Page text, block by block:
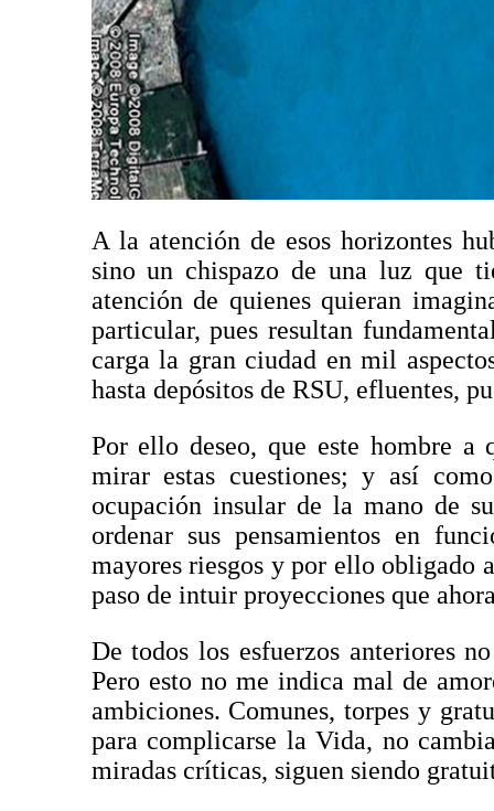
A la atención de esos horizontes
sino un chispazo de una luz que
atención de quienes quieran
particular, pues resultan
carga la gran ciudad en mil
hasta depósitos de RSU, efluentes,
Por ello deseo, que este hombre a
mirar estas cuestiones; y así
ocupación insular de la mano de
ordenar sus pensamientos en
mayores riesgos y por ello obligado
paso de intuir proyecciones que
De todos los esfuerzos anteriores
Pero esto no me indica mal de
ambiciones. Comunes, torpes y
para complicarse la Vida, no
miradas críticas, siguen siendo